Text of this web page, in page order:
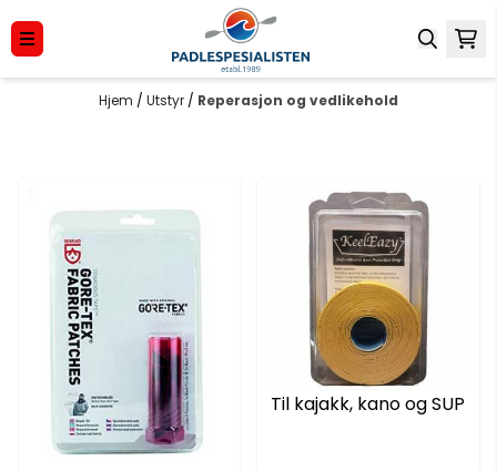
Hopp til innhold
Hjem / Utstyr / Reperasjon og vedlikehold
Til kajakk, kano og SUP